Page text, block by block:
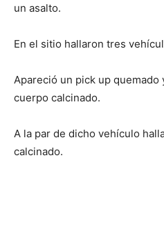
un asalto.
En el sitio hallaron tres
Apareció un pick up quemado
cuerpo calcinado.
A la par de dicho vehículo
calcinado.